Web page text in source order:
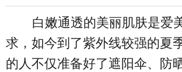
白嫩通透的美丽肌肤是爱
求，如今到了紫外线较强的夏
的人不仅准备好了遮阳伞、防